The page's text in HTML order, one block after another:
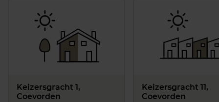
Keizersgracht 1,
Coevorden
Keizersgracht 11,
Coevorden